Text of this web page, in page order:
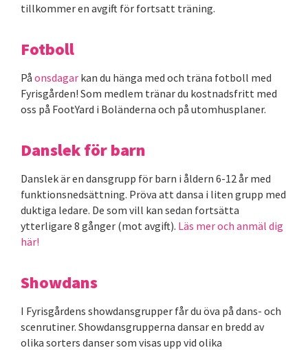
tillkommer en avgift för fortsatt träning.
Fotboll
På onsdagar kan du hänga med och träna fotboll med
Fyrisgården! Som medlem tränar du kostnadsfritt med
oss på FootYard i Boländerna och på utomhusplaner.
Danslek för barn
Danslek är en dansgrupp för barn i åldern 6-12 år med
funktionsnedsättning. Pröva att dansa i liten grupp med
duktiga ledare. De som vill kan sedan fortsätta
ytterligare 8 gånger (mot avgift). Läs mer och anmäl dig
här!
Showdans
I Fyrisgårdens showdansgrupper får du öva på dans- och
scenrutiner. Showdansgrupperna dansar en bredd av
olika sorters danser som visas upp vid olika